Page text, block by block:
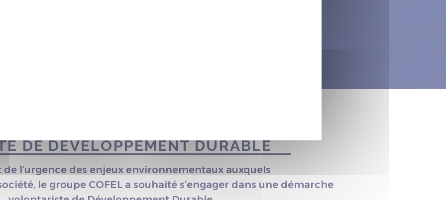
DE DÉVELOPPEMENT DURABLE
de l’urgence des enjeux environnementaux auxquels
le groupe COFEL a souhaité s’engager dans une démarche